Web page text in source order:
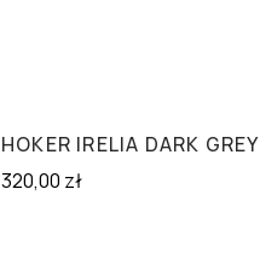
HOKER IRELIA DARK GREY
320,00 zł